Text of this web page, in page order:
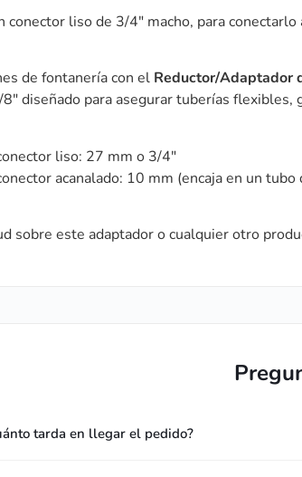
conector liso de 3/4″ macho, para
de fontanería con el Reductor/Adaptador
diseñado para asegurar tuberías flexibles,
liso: 27 mm o 3/4″
acanalado: 10 mm (encaja en un tubo
sobre este adaptador o cualquier otro
tarda en llegar el pedido?